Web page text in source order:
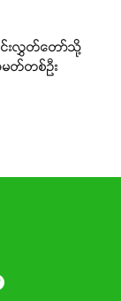
င်းလွှတ်တော်သို့
တ်တစ်ဦး